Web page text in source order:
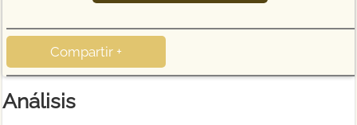
Compartir +
Análisis